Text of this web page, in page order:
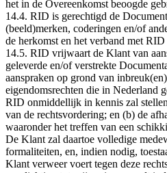
het in de Overeenkomst beoogde
14.4. RID is gerechtigd de
(beeld)merken, coderingen en/of
de herkomst en het verband met
14.5. RID vrijwaart de Klant van
geleverde en/of verstrekte
aanspraken op grond van
eigendomsrechten die in Nederland
RID onmiddellijk in kennis zal
van de rechtsvordering; en (b) de
waaronder het treffen van een
De Klant zal daartoe volledige
formaliteiten, en, indien nodig,
Klant verweer voert tegen deze